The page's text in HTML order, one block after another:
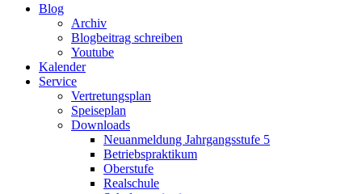
Blog
Archiv
Blogbeitrag schreiben
Youtube
Kalender
Service
Vertretungsplan
Speiseplan
Downloads
Neuanmeldung Jahrgangsstufe 5
Betriebspraktikum
Oberstufe
Realschule